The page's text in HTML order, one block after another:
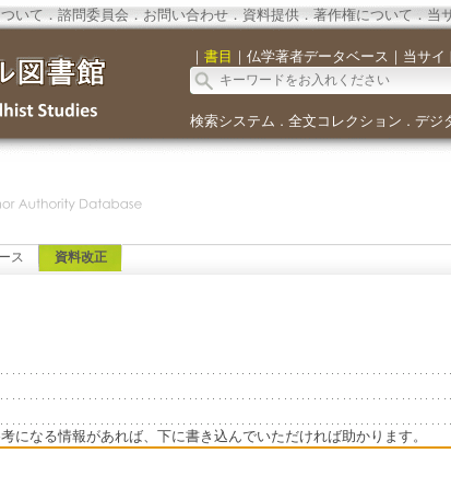
いて．諮問委員会． お問い合わせ． 資料提供．著作権について．当
｜ 書目 ｜ 仏学著者データベース ｜ 当サイ
検索システム ． 全文コレクション ． デジ
ス 資料改正
になる情報があれば、下に書き込んでいただければ助かります。